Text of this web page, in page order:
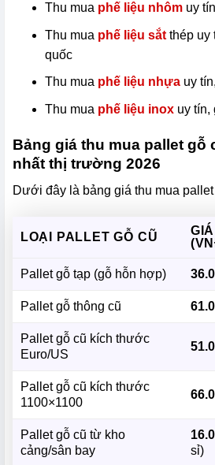
Thu mua phế liệu nhômuy
Thu mua phế liệu sắtthép uy
quốc
Thu mua phế liệu nhựauy
Thu mua phế liệu inoxuy tín,
Bảng giá thu mua pallet gỗ
nhất thị trường 2026
Dưới đây là bảng giá thu mua
LOẠI PALLET GỖ CŨ
Pallet gỗ tạp (gỗ hỗn hợp)
Pallet gỗ thông cũ
Pallet gỗ cũ kích thước
Euro/US
Pallet gỗ cũ kích thước
1100×1100
Pallet gỗ cũ từ kho
cảng/sân bay
sỉ)